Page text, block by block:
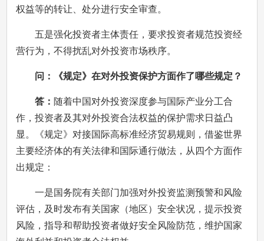
权益等的转让、处分进行安全审查。
五是强化投资者主体责任，要求投资者规范投资经
营行为，不得扰乱对外投资市场秩序。
问：《规定》在对外投资保护方面作了哪些规定？
答： 随着中国对外投资深度参与国际产业分工合
作，投资者及其对外投资合法权益的保护需求日益凸
显。《规定》对接国际高标准经济贸易规则，借鉴世界
主要经济体的有关法律和国际通行做法，从四个方面作
出规定：
一是国务院有关部门加强对外投资监测预警和风险
评估，及时发布有关国家（地区）安全状况，提示投资
风险，指导和帮助投资者做好安全风险防范，维护国家